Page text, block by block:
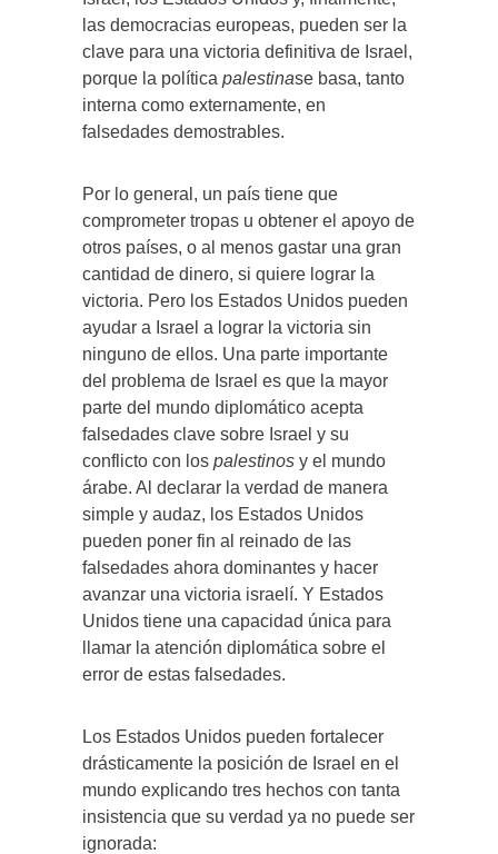
las democracias europeas, pueden ser la
clave para una victoria definitiva de Israel,
porque la política palestinase basa, tanto
interna como externamente, en
falsedades demostrables.
Por lo general, un país tiene que
comprometer tropas u obtener el apoyo de
otros países, o al menos gastar una gran
cantidad de dinero, si quiere lograr la
victoria. Pero los Estados Unidos pueden
ayudar a Israel a lograr la victoria sin
ninguno de ellos. Una parte importante
del problema de Israel es que la mayor
parte del mundo diplomático acepta
falsedades clave sobre Israel y su
conflicto con los palestinos y el mundo
árabe. Al declarar la verdad de manera
simple y audaz, los Estados Unidos
pueden poner fin al reinado de las
falsedades ahora dominantes y hacer
avanzar una victoria israelí. Y Estados
Unidos tiene una capacidad única para
llamar la atención diplomática sobre el
error de estas falsedades.
Los Estados Unidos pueden fortalecer
drásticamente la posición de Israel en el
mundo explicando tres hechos con tanta
insistencia que su verdad ya no puede ser
ignorada: